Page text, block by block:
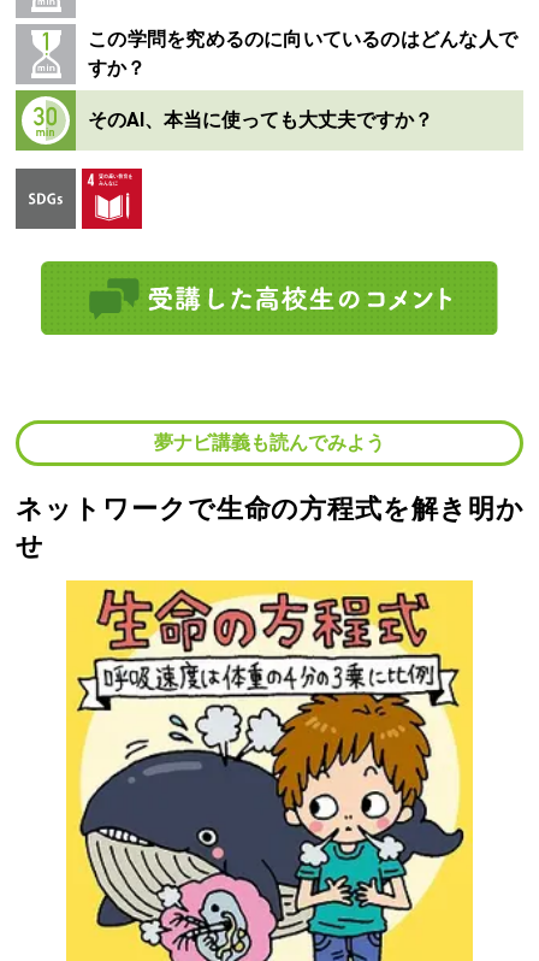
この学問を究めるのに向いているのはどんな人で
すか？
そのAI、本当に使っても大丈夫ですか？
夢ナビ講義も読んでみよう
ネットワークで生命の方程式を解き明か
せ